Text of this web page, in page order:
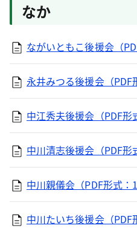
なか
ながいともこ後援会（
永井みつる後援会（PDF
中江秀夫後援会（PDF形
中川清志後援会（PDF形
中川親儀会（PDF形式：
中川たいち後援会（PDF